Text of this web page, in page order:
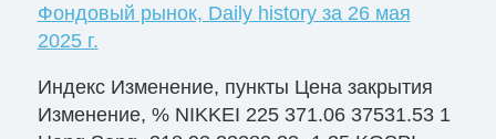
Фондовый рынок, Daily history за 26 мая
2025 г.
Индекс Изменение, пункты Цена закрытия
Изменение, % NIKKEI 225 371.06 37531.53 1